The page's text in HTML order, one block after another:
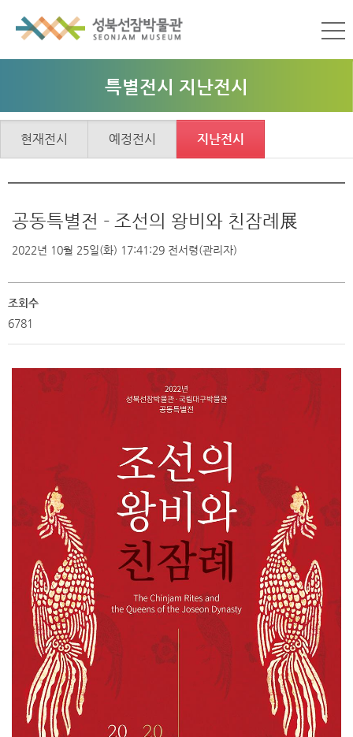
특별전시 지난전시
현재전시 예정전시 지난전시
공동특별전 - 조선의 왕비와 친잠례展
2022년 10월 25일(화) 17:41:29 전서령(관리자)
조회수
6781